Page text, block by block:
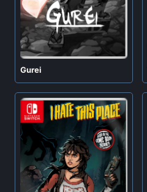
Gurei